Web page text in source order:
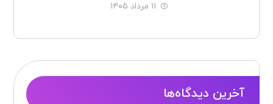
۱۱ مرداد ۱۴۰۵
آخرین دیدگاه‌ها